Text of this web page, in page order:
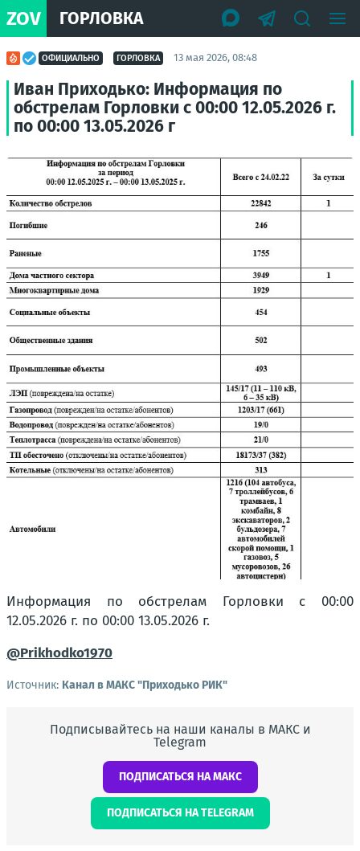
ZOV ГОРЛОВКА
ОФИЦИАЛЬНО ГОРЛОВКА 13 мая 2026, 08:48
Иван Приходько: Информация по
обстрелам Горловки с 00:00 12.05.2026 г.
по 00:00 13.05.2026 г
Информация по обстрелам Горловки с 00:00
12.05.2026 г. по 00:00 13.05.2026 г.
@Prikhodko1970
Источник: Канал в МАКС "Приходько РИК"
Подписывайтесь на наши каналы в МАКС и
Telegram
ПОДПИСАТЬСЯ НА МАКС
ПОДПИСАТЬСЯ НА TELEGRAM